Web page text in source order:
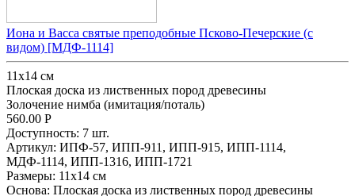
Иона и Васса святые преподобные Псково-Печерские (с
видом) [МДФ-1114]
11х14 см
Плоская доска из лиственных пород древесины
Золочение нимба (имитация/поталь)
560.00 Р
Доступность: 7 шт.
Артикул: ИПФ-57, ИПП-911, ИПП-915, ИПП-1114,
МДФ-1114, ИПП-1316, ИПП-1721
Размеры: 11х14 см
Основа: Плоская доска из лиственных пород древесины